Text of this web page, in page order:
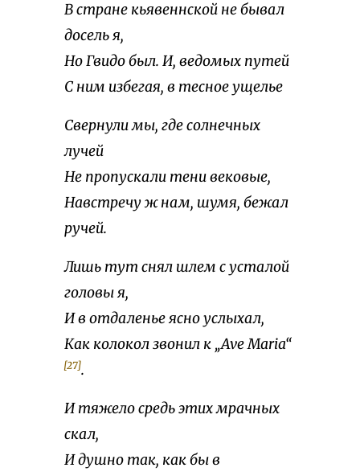
В стране кьявеннской не бывал
досель я,
Но Гвидо был. И, ведомых путей
С ним избегая, в тесное ущелье
Свернули мы, где солнечных
лучей
Не пропускали тени вековые,
Навстречу ж нам, шумя, бежал
ручей.
Лишь тут снял шлем с усталой
головы я,
И в отдаленье ясно услыхал,
Как колокол звонил к „Ave Maria“
[27].
И тяжело средь этих мрачных
скал,
И душно так, как бы в